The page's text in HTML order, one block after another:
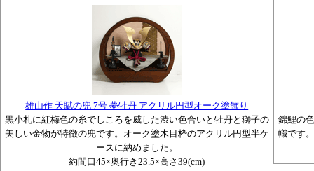
雄山作 天賦の兜 7号 夢牡丹 アクリル円型オーク塗飾り
黒小札に紅梅色の糸でしころを威した渋い色合いと牡丹と獅子の
美しい金物が特徴の兜です。オーク塗木目枠のアクリル円型半ケ
ースに納めました。
約間口45×奥行き23.5×高さ39(cm)
錦鯉の
幟です